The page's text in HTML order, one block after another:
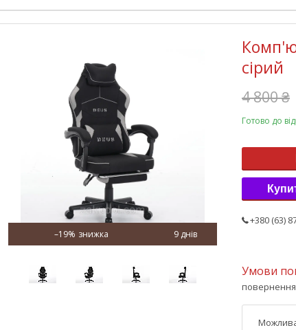
–19% 9 днів
сірий
4 800 ₴
Готово до
+380 (63)
повернення